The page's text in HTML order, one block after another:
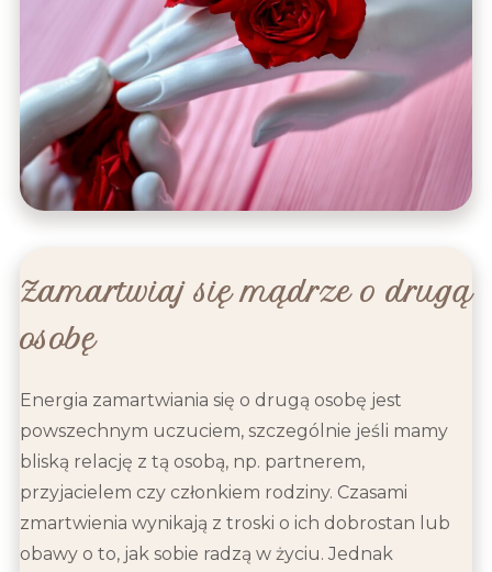
Zamartwiaj się mądrze o drugą
osobę
Energia zamartwiania się o drugą osobę jest
powszechnym uczuciem, szczególnie jeśli mamy
bliską relację z tą osobą, np. partnerem,
przyjacielem czy członkiem rodziny. Czasami
zmartwienia wynikają z troski o ich dobrostan lub
obawy o to, jak sobie radzą w życiu. Jednak